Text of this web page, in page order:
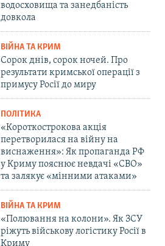
водосховища та занедбаність
довкола
ВІЙНА ТА КРИМ
Сорок днів, сорок ночей. Про
результати кримської операції з
примусу Росії до миру
ПОЛІТИКА
«Короткострокова акція
перетворилася на війну на
виснаження»: Як пропаганда РФ
у Криму пояснює невдачі «СВО»
та залякує «мінними атаками»
ВІЙНА ТА КРИМ
«Полювання на колони». Як ЗСУ
ріжуть військову логістику Росії в
Криму